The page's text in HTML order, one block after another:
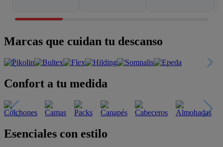
Marcas que cuidan tu descanso
Confort a tu medida
Esenciales con estilo